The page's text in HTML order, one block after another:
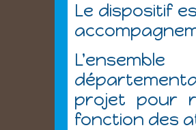
Le dispositif
projet pour
fonction des